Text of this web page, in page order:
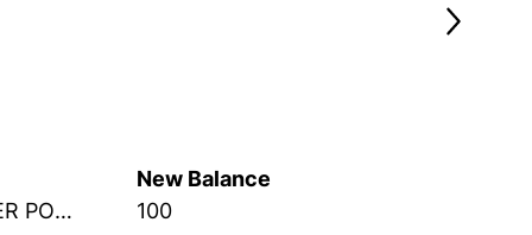
DUAL DENSITY HILIFGER POOL SLIDE
New Balance
100